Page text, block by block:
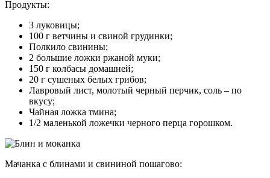
Продукты:
3 луковицы;
100 г ветчины и свиной грудинки;
Полкило свинины;
2 большие ложки ржаной муки;
150 г колбасы домашней;
20 г сушеных белых грибов;
Лавровый лист, молотый черный перчик, соль – по
вкусу;
Чайная ложка тмина;
1/2 маленькой ложечки черного перца горошком.
Мачанка с блинами и свининой пошагово: